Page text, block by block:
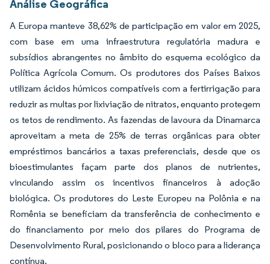
Análise Geográfica
A Europa manteve 38,62% de participação em valor em 2025,
com base em uma infraestrutura regulatória madura e
subsídios abrangentes no âmbito do esquema ecológico da
Política Agrícola Comum. Os produtores dos Países Baixos
utilizam ácidos húmicos compatíveis com a fertirrigação para
reduzir as multas por lixiviação de nitratos, enquanto protegem
os tetos de rendimento. As fazendas de lavoura da Dinamarca
aproveitam a meta de 25% de terras orgânicas para obter
empréstimos bancários a taxas preferenciais, desde que os
bioestimulantes façam parte dos planos de nutrientes,
vinculando assim os incentivos financeiros à adoção
biológica. Os produtores do Leste Europeu na Polônia e na
Romênia se beneficiam da transferência de conhecimento e
do financiamento por meio dos pilares do Programa de
Desenvolvimento Rural, posicionando o bloco para a liderança
contínua.